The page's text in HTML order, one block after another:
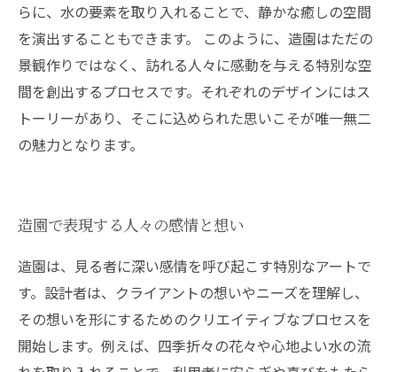
らに、水の要素を取り入れることで、静かな癒しの空間
を演出することもできます。 このように、造園はただの
景観作りではなく、訪れる人々に感動を与える特別な空
間を創出するプロセスです。それぞれのデザインにはス
トーリーがあり、そこに込められた思いこそが唯一無二
の魅力となります。
造園で表現する人々の感情と想い
造園は、見る者に深い感情を呼び起こす特別なアートで
す。設計者は、クライアントの想いやニーズを理解し、
その想いを形にするためのクリエイティブなプロセスを
開始します。例えば、四季折々の花々や心地よい水の流